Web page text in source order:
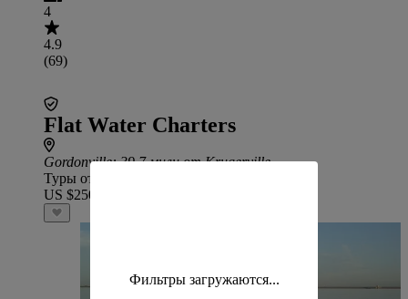
4
4.9
(69)
Flat Water Charters
Gordonville: 39.7 мили от Krugerville
Туры от
US $250
Фильтры загружаются...